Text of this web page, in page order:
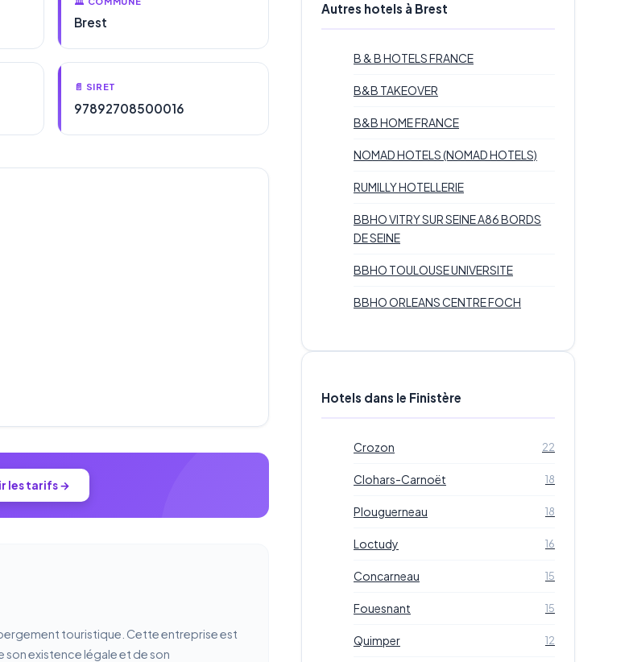
Brest
📄 SIRET
97892708500016
les tarifs →
touristique. Cette entreprise est
son existence légale et de son
Autres hotels à Brest
B & B HOTELS FRANCE
B&B TAKEOVER
B&B HOME FRANCE
NOMAD HOTELS (NOMAD HOTELS)
RUMILLY HOTELLERIE
BBHO VITRY SUR SEINE A86 BORDS
DE SEINE
BBHO TOULOUSE UNIVERSITE
BBHO ORLEANS CENTRE FOCH
Hotels dans le Finistère
Crozon 22
Clohars-Carnoët 18
Plouguerneau 18
Loctudy 16
Concarneau 15
Fouesnant 15
Quimper 12